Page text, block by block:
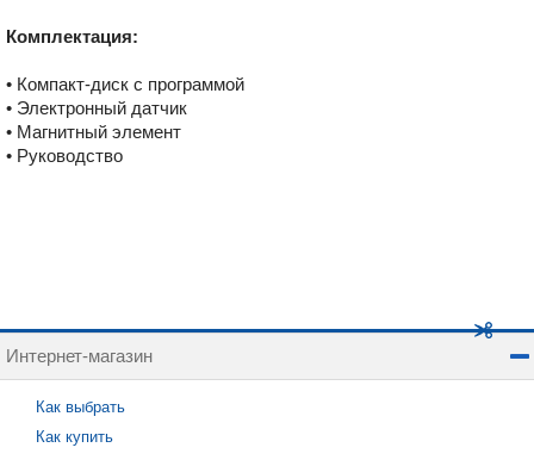
Комплектация:
• Компакт-диск с программой
• Электронный датчик
• Магнитный элемент
• Руководство
Интернет-магазин
Как выбрать
Как купить